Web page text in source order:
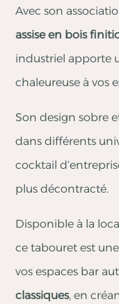
Avec son
assise en bois
industriel apporte
chaleureuse à vos
Son design sobre
dans différents
cocktail
plus décontracté.
Disponible à la
ce tabouret est
vos espaces bar
classiques, en